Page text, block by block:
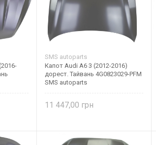
SMS autoparts
Капот Audi A6 3 (2012-2016)
дорест. Тайвань 4G0823029-PFM
SMS autoparts
11 447,00